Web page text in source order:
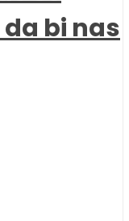
bi nas